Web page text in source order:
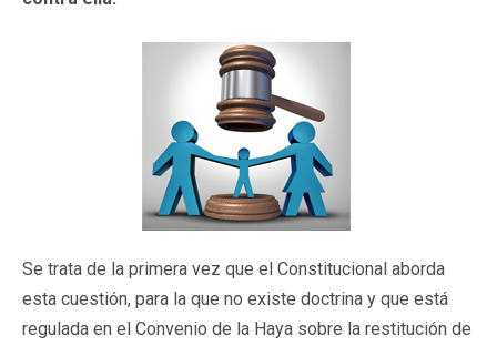
Se trata de la primera vez que el Constitucional aborda
esta cuestión, para la que no existe doctrina y que está
regulada en el Convenio de la Haya sobre la restitución de